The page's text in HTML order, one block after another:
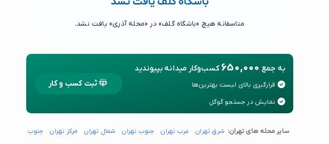
متاسفانه هیچ «باشگاه گلف» در «محله آذری» یافت نشد.
به جمع 650,000 کسب‌وکار میدانه بپیوندید
قرارگیری بالای لیست بهترین‌ها
نمایش در جستجو گوگل
ثبت کسب و کار
سایر محله های تهران: شرق تهران غرب تهران جنوب تهران شمال تهران مرکز تهران جنوب شرق تهران